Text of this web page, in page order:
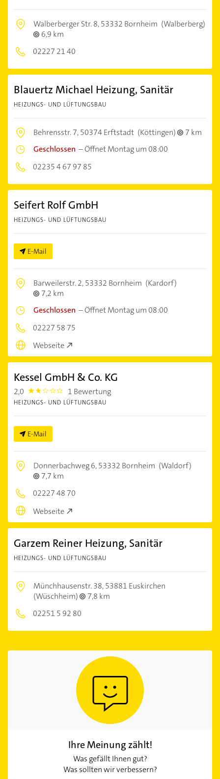
Walberberger Str. 8,53332 Bornheim (Walberberg)
6,9 km
02227 21 40
Blauertz Michael Heizung, Sanitär
HEIZUNGS- UND LÜFTUNGSBAU
Behrensstr. 7,50374 Erftstadt (Köttingen)
7 km
Geschlossen –Öffnet Montag um 08:00
02235 4 67 97 85
Seifert Rolf GmbH
HEIZUNGS- UND LÜFTUNGSBAU
E-Mail
Barweilerstr. 2,53332 Bornheim (Kardorf)
7,2 km
Geschlossen –Öffnet Montag um 08:00
02227 58 75
Webseite
Kessel GmbH & Co. KG
2,0 2.0 1 Bewertung
HEIZUNGS- UND LÜFTUNGSBAU
E-Mail
Donnerbachweg 6,53332 Bornheim (Waldorf)
7,7 km
02227 48 70
Webseite
Garzem Reiner Heizung, Sanitär
HEIZUNGS- UND LÜFTUNGSBAU
Münchhausenstr. 38,53881 Euskirchen
(Wüschheim)
7,8 km
02251 5 92 80
Ihre Meinung zählt!
Was gefällt Ihnen gut?
Was sollten wir verbessern?